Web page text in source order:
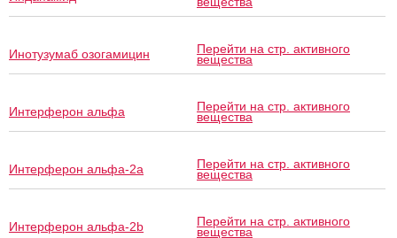
Инотузумаб озогамицин Перейти на стр. активного
вещества
Интерферон альфа Перейти на стр. активного
вещества
Интерферон альфа-2a Перейти на стр. активного
вещества
Интерферон альфа-2b Перейти на стр. активного
вещества